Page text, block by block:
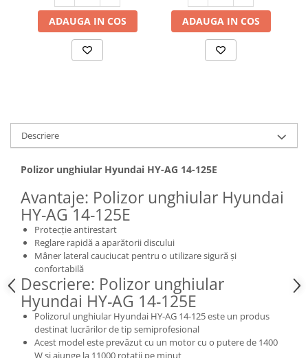
Hote bucatarie
Consumabile
Hote insula
Hote telescopice
Masini de Spalat Rufe & Uscatoare
Accesorii masini de spalat &
uscatoare
Masini automate de spalat rufe
Masini de spalat rufe cu uscator
Masini de spalat rufe verticale
Uscatoare de rufe
Masini de spalat vase
Masini de spalat vase incorporabile
Masini de spalat vase
independente
ADAUGA IN COS ADAUGA IN COS
Descriere
Polizor unghiular Hyundai HY-AG 14-125E
Avantaje: Polizor unghiular Hyundai
HY-AG 14-125E
Protecție antirestart
Reglare rapidă a aparătorii discului
Mâner lateral cauciucat pentru o utilizare sigură și
confortabilă
Descriere: Polizor unghiular
Hyundai HY-AG 14-125E
Polizorul unghiular Hyundai HY-AG 14-125 este un produs
destinat lucrărilor de tip semiprofesional
Acest model este prevăzut cu un motor cu o putere de 1400
W și ajunge la 11000 rotații pe minut